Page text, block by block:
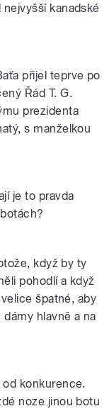
kanadské
přijel teprve po
Řád T. G.
prezidenta
s manželkou
je to pravda
když by ty
pohodlí a když
špatné, aby
hlavně a na
konkurence.
noze jinou botu